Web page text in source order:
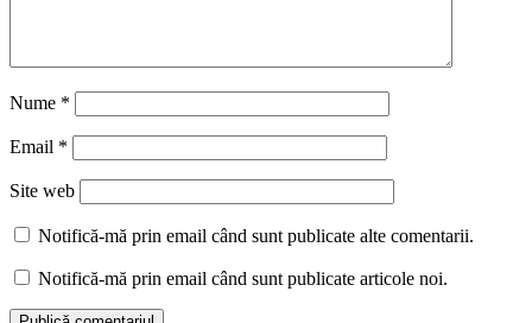
Nume *
Email *
Site web
Notifică-mă prin email când sunt publicate alte comentarii.
Notifică-mă prin email când sunt publicate articole noi.